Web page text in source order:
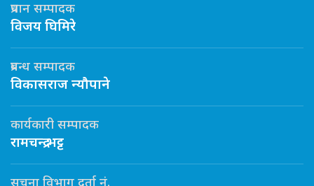
प्रधान सम्पादक
विजय घिमिरे
प्रबन्ध सम्पादक
विकासराज न्यौपाने
कार्यकारी सम्पादक
रामचन्द्र भट्ट